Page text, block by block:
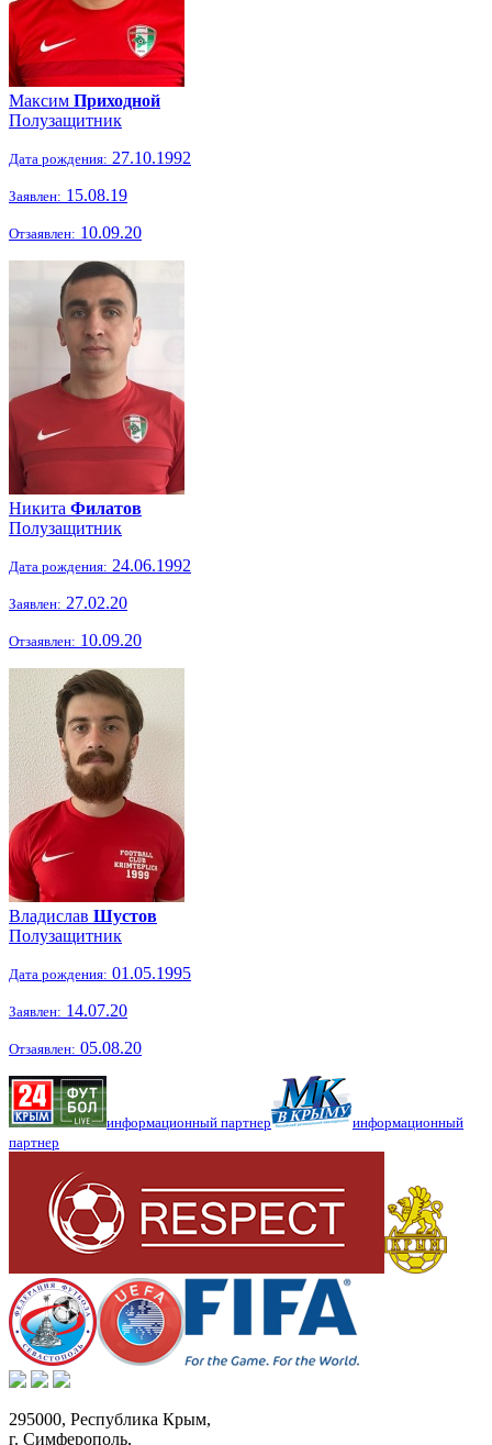
Максим Приходной
Полузащитник
Дата рождения: 27.10.1992
Заявлен: 15.08.19
Отзаявлен: 10.09.20
Никита Филатов
Полузащитник
Дата рождения: 24.06.1992
Заявлен: 27.02.20
Отзаявлен: 10.09.20
Владислав Шустов
Полузащитник
Дата рождения: 01.05.1995
Заявлен: 14.07.20
Отзаявлен: 05.08.20
информационный партнер
информационный
партнер
295000, Республика Крым,
г. Симферополь,